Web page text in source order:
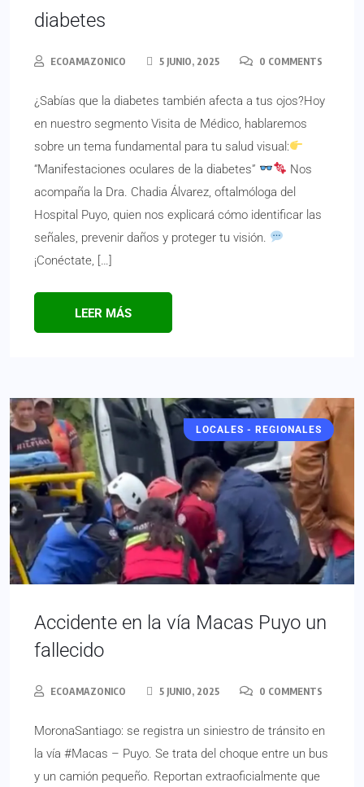
diabetes
ECOAMAZONICO 5 JUNIO, 2025 0 COMMENTS
¿Sabías que la diabetes también afecta a tus ojos?Hoy
en nuestro segmento Visita de Médico, hablaremos
sobre un tema fundamental para tu salud visual:
“Manifestaciones oculares de la diabetes”
Nos
acompaña la Dra. Chadia Álvarez, oftalmóloga del
Hospital Puyo, quien nos explicará cómo identificar las
señales, prevenir daños y proteger tu visión.
¡Conéctate, […]
LEER MÁS
LOCALES - REGIONALES
Accidente en la vía Macas Puyo un
fallecido
ECOAMAZONICO 5 JUNIO, 2025 0 COMMENTS
MoronaSantiago: se registra un siniestro de tránsito en
la vía #Macas – Puyo. Se trata del choque entre un bus
y un camión pequeño. Reportan extraoficialmente que